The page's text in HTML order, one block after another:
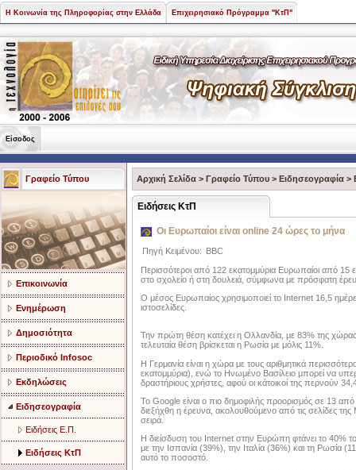
Η Κοινωνία της Πληροφορίας στην Ελλάδα Επιχειρησιακό Πρόγραμμα "ΚτΠ"
Είσοδος
Γραφείο Τύπου
Επικοινωνία
Ενημέρωση
Δημοσιότητα
Περιοδικό Infosoc
Εκδηλώσεις
Ειδησεογραφία
Ειδήσεις Ε.Π.
Ειδήσεις ΚτΠ
Αρχική Σελίδα > Γραφείο Τύπου > Ειδησεογραφία >
Ειδήσεις ΚτΠ
Οι Ευρωπαίοι είναι online 24 ώρες το μήνα
Πηγή Κειμένου: BBC
Περισσότεροι από 122 εκατομμύρια Ευρωπαίοι από 15
στο σχολείο ή στη δουλειά, σύμφωνα με πρόσφατη
Ο μέσος Ευρωπαίος χρησιμοποιεί το Internet 16,5
ιστοσελίδες.
Την πρώτη θέση κατέχει η Ολλανδία, με 83% της
τελευταία θέση βρίσκεται η Ρωσία με μόλις 11%.
Η Γερμανία είναι η χώρα με τους αριθμητικά
εκατομμύρια), ενώ το Ηνωμένο Βασίλειο μπορεί να
δραστήριους χρήστες, αφού οι κάτοικοί της περνούν
Το Google είναι ο πιο δημοφιλής προορισμός σε 13 από
διεξήχθη η έρευνα, ακολουθούμενο από τις σελίδες
σειρά.
Η διείσδυση του Internet στην Ευρώπη φτάνει το 40%
με την Ισπανία (39%), την Ιταλία (36%) και τη Ρωσία
αυτό το ποσοστό.